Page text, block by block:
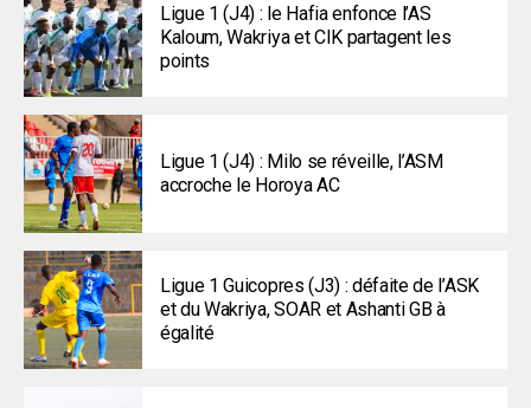
Ligue 1 (J4) : le Hafia enfonce l’AS
Kaloum, Wakriya et CIK partagent les
points
Ligue 1 (J4) : Milo se réveille, l’ASM
accroche le Horoya AC
Ligue 1 Guicopres (J3) : défaite de l’ASK
et du Wakriya, SOAR et Ashanti GB à
égalité